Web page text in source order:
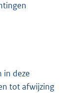
in deze
tot afwijzing